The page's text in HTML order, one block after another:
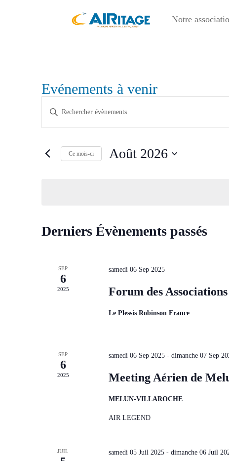
Notre
Evénements à venir
et
navigation
vues
Saisir
ÉvènementsCe mois-ci Août 2026
Calendrier
de
Derniers Évènements passés
SEP
6
2025
samedi 06 Sep 2025
Forum des
Le Plessis Robinson France
SEP
6
2025
samedi 06 Sep 2025- dimanche 07 Sep
Meeting Aérien de
MELUN-VILLAROCHE
AIR LEGEND
JUIL samedi 05 Juil 2025- dimanche 06 Juil